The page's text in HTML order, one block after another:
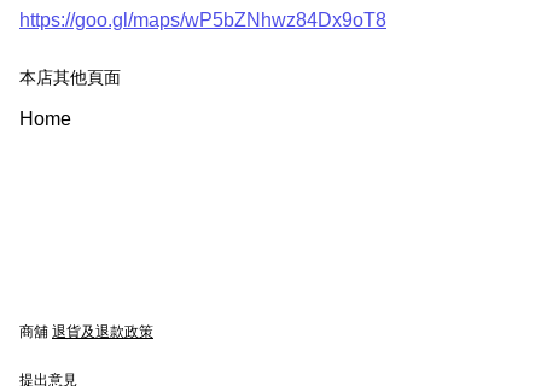
https://goo.gl/maps/wP5bZNhwz84Dx9oT8
本店其他頁面
Home
商舖 退貨及退款政策
提出意見